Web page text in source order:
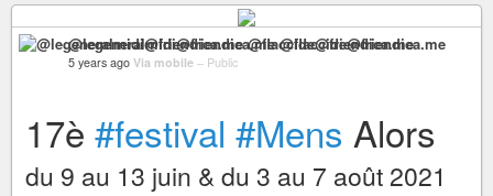
@legeneralmidi@friendica.me @flaccide@friendica.me
5 years ago Via mobile – Public
17è #festival #Mens Alors
du 9 au 13 juin & du 3 au 7 août 2021